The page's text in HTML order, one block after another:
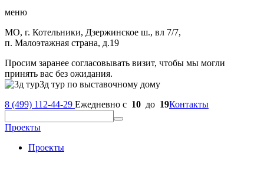
меню
МО, г. Котельники, Дзержинское ш., вл 7/7,
п. Малоэтажная страна, д.19
Просим заранее согласовывать визит, чтобы мы могли
принять вас без ожидания.
3д тур по выставочному дому
8 (499) 112-44-29 Ежедневно с 10 до 19Контакты
Проекты
Проекты